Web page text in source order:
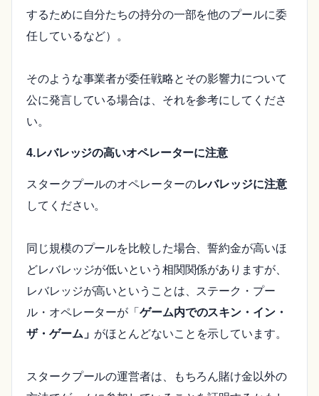
するために自分たちの持分の一部を他のプールに委
任しているなど）。
そのような事業者が委任戦略とその影響力について
公に発言している場合は、それを参考にしてくださ
い。
4.レバレッジの高いオペレーターに注意
スタークプールのオペレーターのレバレッジに注意
してください。
同じ規模のプールを比較した場合、誓約金が高いほ
どレバレッジが低いという相関関係がありますが、
レバレッジが高いということは、ステーク・プー
ル・オペレーターが「 ゲーム内でのスキン・イン・
ザ・ゲーム」 がほとんどないことを示しています。
スタークプールの運営者は、もちろん賭け金以外の